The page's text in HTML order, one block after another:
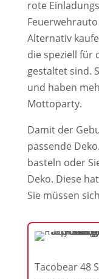
rote
Alternativ
die speziell für
gestaltet sind.
und haben
Mottoparty.
Damit der
passende
basteln oder
Deko. Diese
Sie müssen
Tacobear 48